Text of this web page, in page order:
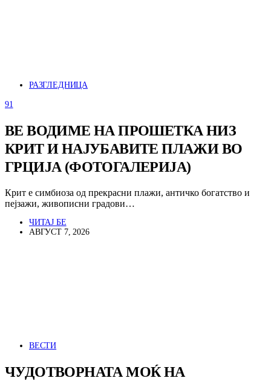
РАЗГЛЕДНИЦА
91
ВЕ ВОДИМЕ НА ПРОШЕТКА НИЗ
КРИТ И НАЈУБАВИТЕ ПЛАЖИ ВО
ГРЦИЈА (ФОТОГАЛЕРИЈА)
Крит е симбиоза од прекрасни плажи, античко богатство и
пејзажи, живописни градови…
ЧИТАЈ БЕ
АВГУСТ 7, 2026
ВЕСТИ
ЧУДОТВОРНАТА МОЌ НА